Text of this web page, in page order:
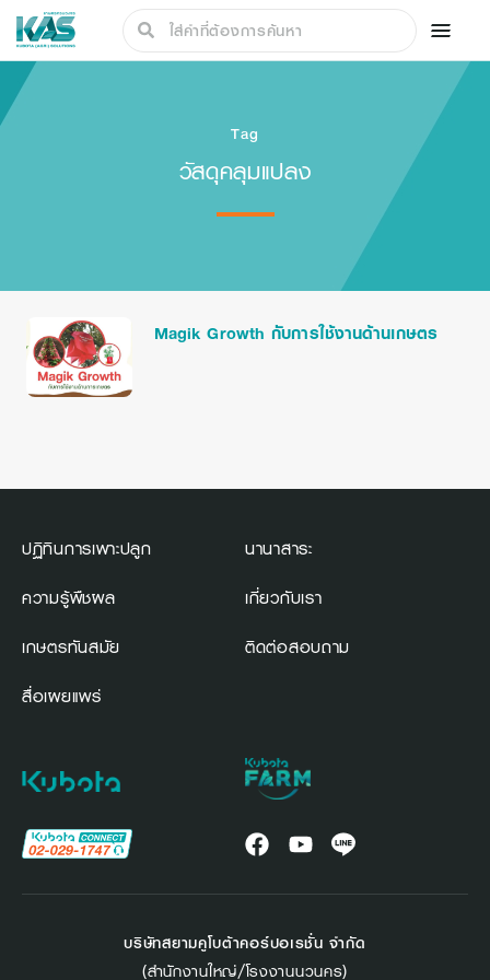
Tag
วัสดุคลุมแปลง
Magik Growth กับการใช้งานด้านเกษตร
ปฏิทินการเพาะปลูก
ความรู้พืชผล
เกษตรทันสมัย
สื่อเผยแพร่
นานาสาระ
เกี่ยวกับเรา
ติดต่อสอบถาม
บริษัทสยามคูโบต้าคอร์ปอเรชั่น จำกัด
(สำนักงานใหญ่/โรงงานนวนคร)